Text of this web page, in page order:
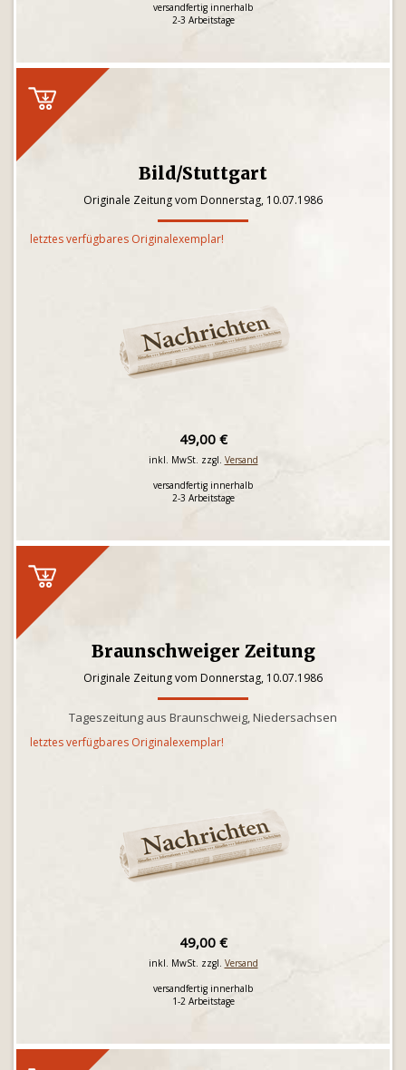
versandfertig innerhalb
2-3 Arbeitstage
Bild/Stuttgart
Originale Zeitung vom Donnerstag, 10.07.1986
letztes verfügbares Originalexemplar!
49,00 €
inkl. MwSt. zzgl. Versand
versandfertig innerhalb
2-3 Arbeitstage
Braunschweiger Zeitung
Originale Zeitung vom Donnerstag, 10.07.1986
Tageszeitung aus Braunschweig, Niedersachsen
letztes verfügbares Originalexemplar!
49,00 €
inkl. MwSt. zzgl. Versand
versandfertig innerhalb
1-2 Arbeitstage